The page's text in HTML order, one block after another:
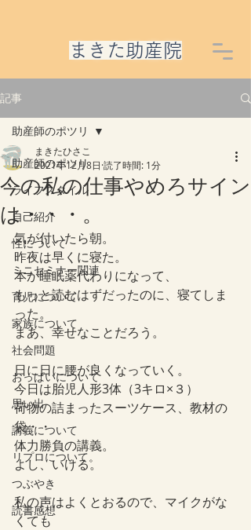
​まきた助産院
記事
助産師のポツリ
ライフスタイル
自己紹介
性について
ミニセミナー関連
育児について
家族について
社会問題
おっぱいについて
思い出
講義について
リプロについて。
つぶやき
読書感想
助産師のポツリ
今の私の仕事やめろサイン
は・・・。
まきたひさこ
2021年12月8日 読了時間: 1分
気が付いたら朝。
昨夜は早くに寝た。
本が睡眠薬代わりになって、
もっと読むはずだったのに、寝てしま
った。
まあ、幸せなことだろう。
日に日に腰が良くなっていく。
今日は胎児人形3体（3キロ×３）
荷物の詰まったスーツケース、教材の
袋・・
体力勝負の講義。
よし、いける。
私の声はよくとおるので、マイクがな
くても